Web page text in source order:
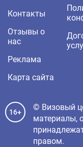
Контакты
Отзывы о
нас
Реклама
Карта сайта
16+
© Визовый
материалы,
правом.